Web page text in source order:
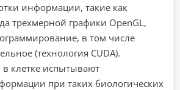
информации, такие как
трехмерной графики OpenGL,
в том числе
(технология CUDA).
клетке испытывают
при таких биологических